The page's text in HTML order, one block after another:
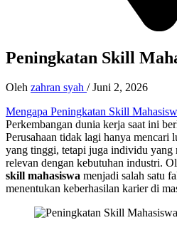
Peningkatan Skill
Oleh zahran syah /Juni 2, 2026
Mengapa Peningkatan Skill
Perkembangan dunia kerja saat ini
Perusahaan tidak lagi hanya mencari
yang tinggi, tetapi juga individu
relevan dengan kebutuhan industri.
skill mahasiswa menjadi salah satu
menentukan keberhasilan karier di